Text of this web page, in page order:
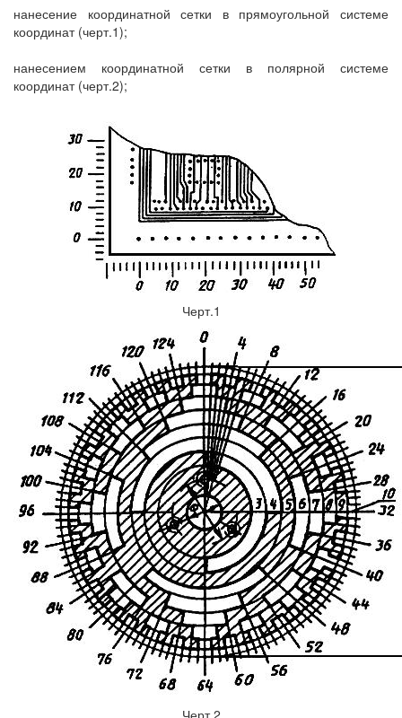
нанесение координатной сетки в прямоугольной системе
координат (черт.1);
нанесением координатной сетки в полярной системе
координат (черт.2);
Черт.1
Черт.2